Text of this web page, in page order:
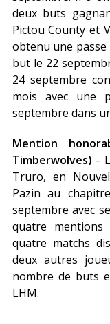
deux buts
Pictou County et
obtenu une passe
but le 22
24 septembre
mois avec une
septembre dans
Mention
Timberwolves) –
Truro, en
Pazin au
septembre avec
quatre mentions
quatre matchs
deux autres
nombre de buts
LHM.